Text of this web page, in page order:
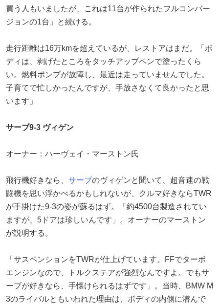
買う人もいましたが、これは11台が作られたフルコンバー
ジョンの1台」と続ける。
走行距離は16万kmを超えているが、レストアはまだ。「ボ
ディは、剥げたところをタッチアップペンで塗ったくら
い。燃料ポンプが故障し、最近は走っていませんでした。
子育てで忙しかったんですが、手放さなくて良かったと思
います」
サーブ9-3 ヴィゲン
オーナー：ハーヴェイ・マーストン氏
飛行機好きなら、 サーブのヴィゲンと聞いて、超音速の戦
闘機を思い浮かべるかもしれないが、クルマ好きならTWR
が手掛けた9-3の姿が蘇るはず。「約4500台製造されてい
ますが、5ドアは珍しいんです」。オーナーのマーストン
が説明する。
「サスペンションをTWRが仕上げています。FFでターボ
エンジンなので、トルクステアが強烈なんですよ。でもサ
ーブが好きなら、手懐けられるはずです」。当時、BMW M
3のライバルともいわれた理由は、ボディの内側に潜んで